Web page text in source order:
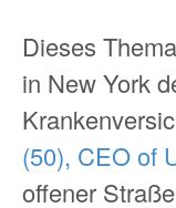
Dieses
in New York
(50), CEO of
offener